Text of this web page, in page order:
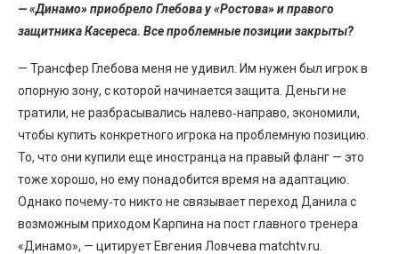
— «Динамо» приобрело Глебова у «Ростова» и правого
защитника Касереса. Все проблемные позиции закрыты?
— Трансфер Глебова меня не удивил. Им нужен был игрок в
опорную зону, с которой начинается защита. Деньги не
тратили, не разбрасывались налево‑направо, экономили,
чтобы купить конкретного игрока на проблемную позицию.
То, что они купили еще иностранца на правый фланг — это
тоже хорошо, но ему понадобится время на адаптацию.
Однако почему‑то никто не связывает переход Данила с
возможным приходом Карпина на пост главного тренера
«Динамо», — цитирует Евгения Ловчева matchtv.ru.